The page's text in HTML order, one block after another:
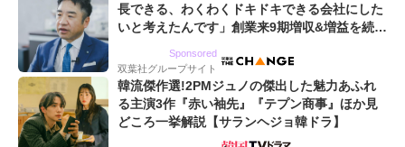
長できる、わくわくドキドキできる会社にした
いと考えたんです」創業来9期増収&増益を続け
Sponsored
双葉社グループサイト
韓流傑作選!2PMジュノの傑出した魅力あふれ
る主演3作『赤い袖先』『テプン商事』ほか見
どころ一挙解説【サランヘジョ韓ドラ】